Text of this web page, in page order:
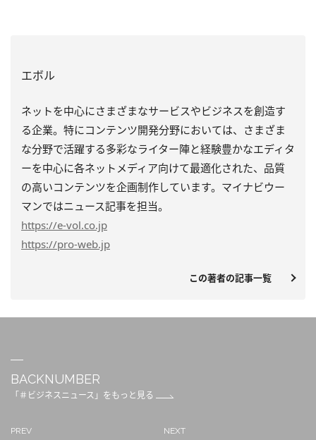
エボル
ネットを中心にさまざまなサービスやビジネスを創造す
る企業。特にコンテンツ開発分野においては、さまざま
な分野で活躍する多彩なライター陣と経験豊かなエディタ
ーを中心に各ネットメディア向けて最適化された、品質
の高いコンテンツを企画制作しています。マイナビウー
マンではニュース記事を担当。
https://e-vol.co.jp
https://pro-web.jp
この著者の記事一覧
BACKNUMBER
「＃ビジネスニュース」をもっと見る
PREV NEXT